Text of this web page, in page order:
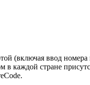
(включая ввод
каждой стране